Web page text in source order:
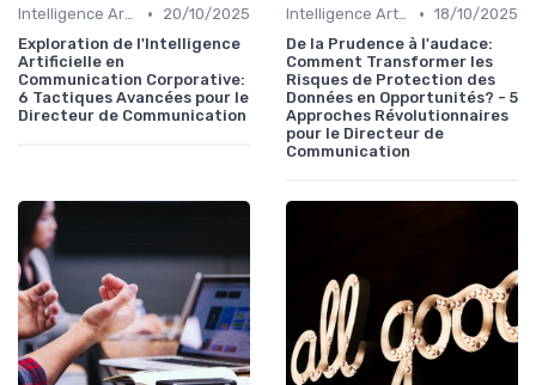
Intelligence Artificielle en communication •
20/10/2025
Exploration de l'Intelligence
Artificielle en
Communication Corporative:
6 Tactiques Avancées pour le
Directeur de Communication
Intelligence Artificielle en communication • 18/10/2025
De la Prudence à l'audace:
Comment Transformer les
Risques de Protection des
Données en Opportunités? - 5
Approches Révolutionnaires
pour le Directeur de
Communication